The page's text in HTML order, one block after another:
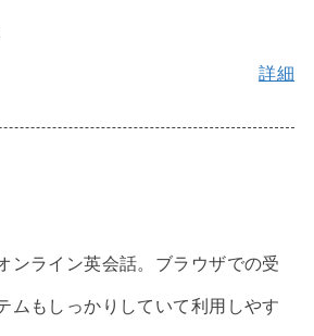
詳細
ンライン英会話。ブラウザでの受
ムもしっかりしていて利用しやす